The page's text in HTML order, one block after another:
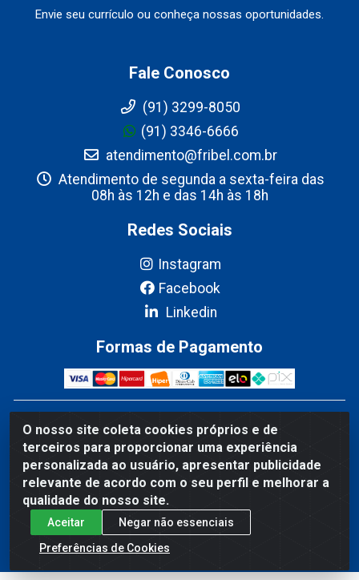
O nosso site coleta cookies próprios e de
terceiros para proporcionar uma experiência
personalizada ao usuário, apresentar publicidade
relevante de acordo com o seu perfil e melhorar a
qualidade do nosso site.
Aceitar
Negar não essenciais
Preferências de Cookies
Envie seu currículo ou conheça nossas oportunidades.
Fale Conosco
(91) 3299-8050
(91) 3346-6666
atendimento@fribel.com.br
Atendimento de segunda a sexta-feira das
08h às 12h e das 14h às 18h
Redes Sociais
Instagram
Facebook
Linkedin
Formas de Pagamento
Fribel Comercio de Alimentos LTDA - Travessa Pedro
Marques de Mesquita, 707 - Bairro Centro, Marituba/PA -
CEP 67200-000 - CNPJ 06.035.543/0001-20